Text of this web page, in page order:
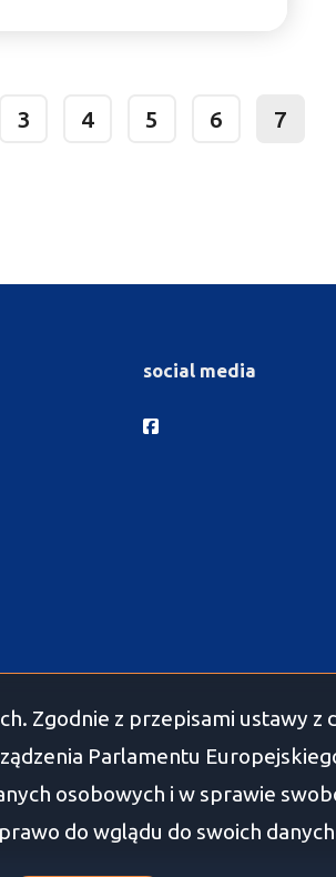
3 4 5 6 7
social media
Facebook
Zgodnie z przepisami ustawy
Parlamentu
osobowych i w sprawie
do wglądu do swoich